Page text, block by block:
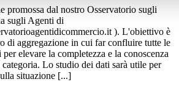
promossa dal nostro Osservatorio sugli
sugli Agenti di
). L'obiettivo è
di aggregazione in cui far confluire tutte le
elevare la completezza e la conoscenza
Lo studio dei dati sarà utile per
situazione [...]